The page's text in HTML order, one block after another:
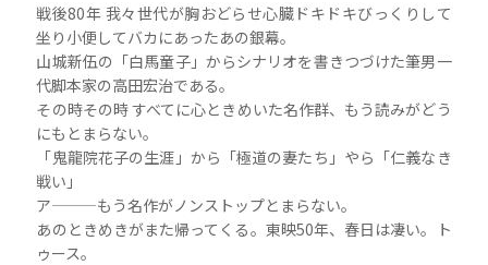
戦後80年 我々世代が胸おどらせ心臓ドキドキびっくりして
坐り小便してバカにあったあの銀幕。
山城新伍の「白馬童子」からシナリオを書きつづけた筆男一
代脚本家の高田宏治である。
その時その時 すべてに心ときめいた名作群、もう読みがどう
にもとまらない。
「鬼龍院花子の生涯」から「極道の妻たち」やら「仁義なき
戦い」
ア―――もう名作がノンストップとまらない。
あのときめきがまた帰ってくる。東映50年、春日は凄い。ト
ゥース。